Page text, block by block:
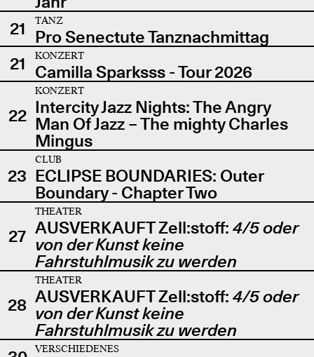
21
TANZ
Pro Senectute Tanznachmittag
21
KONZERT
Camilla Sparksss - Tour 2026
22
KONZERT
Intercity Jazz Nights: The Angry
Man Of Jazz – The mighty Charles
Mingus
23
CLUB
ECLIPSE BOUNDARIES: Outer
Boundary - Chapter Two
27
THEATER
AUSVERKAUFT Zell:stoff: 4/5 oder
von der Kunst keine
Fahrstuhlmusik zu werden
28
THEATER
AUSVERKAUFT Zell:stoff: 4/5 oder
von der Kunst keine
Fahrstuhlmusik zu werden
VERSCHIEDENES